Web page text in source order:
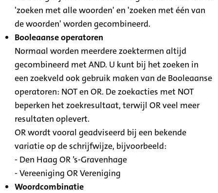
'zoeken met alle woorden' en 'zoeken met één van
de woorden' worden gecombineerd.
Booleaanse operatoren
Normaal worden meerdere zoektermen altijd
gecombineerd met AND. U kunt bij het zoeken in
een zoekveld ook gebruik maken van de Booleaanse
operatoren: NOT en OR. De zoekacties met NOT
beperken het zoekresultaat, terwijl OR veel meer
resultaten oplevert.
OR wordt vooral geadviseerd bij een bekende
variatie op de schrijfwijze, bijvoorbeeld:
- Den Haag OR ’s-Gravenhage
- Vereeniging OR Vereniging
Woordcombinatie